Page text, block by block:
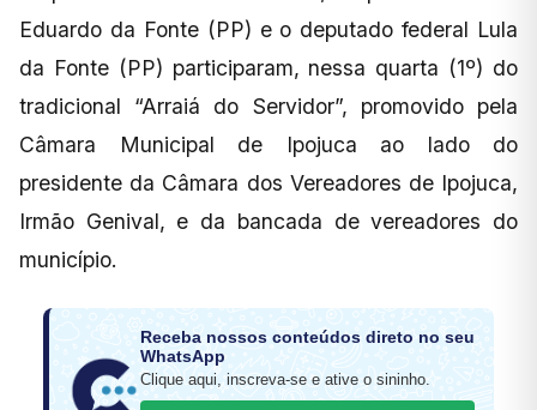
Eduardo da Fonte (PP) e o deputado federal Lula
da Fonte (PP) participaram, nessa quarta (1º) do
tradicional “Arraiá do Servidor”, promovido pela
Câmara Municipal de Ipojuca ao lado do
presidente da Câmara dos Vereadores de Ipojuca,
Irmão Genival, e da bancada de vereadores do
município.
Receba nossos conteúdos direto no seu
WhatsApp
Clique aqui, inscreva-se e ative o sininho.